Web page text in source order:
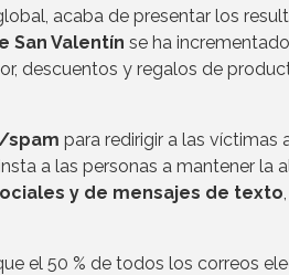
acaba de presentar los
San Valentín se ha
descuentos y regalos de
spam para redirigir a las víctimas
a las personas a mantener la
y de mensajes de texto
el 50 % de todos los correos